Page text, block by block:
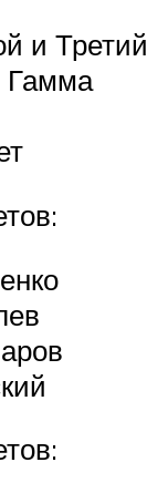
и Третий
Гамма